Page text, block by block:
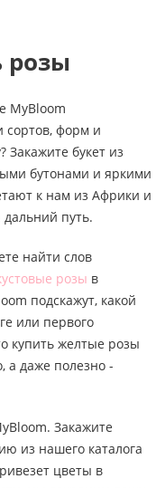
розы
MyBloom
сортов, форм и
Закажите букет из
бутонами и яркими
к нам из Африки и
дальний путь.
найти слов
розы в
подскажут, какой
или первого
купить желтые розы
а даже полезно -
Закажите
из нашего каталога
цветы в